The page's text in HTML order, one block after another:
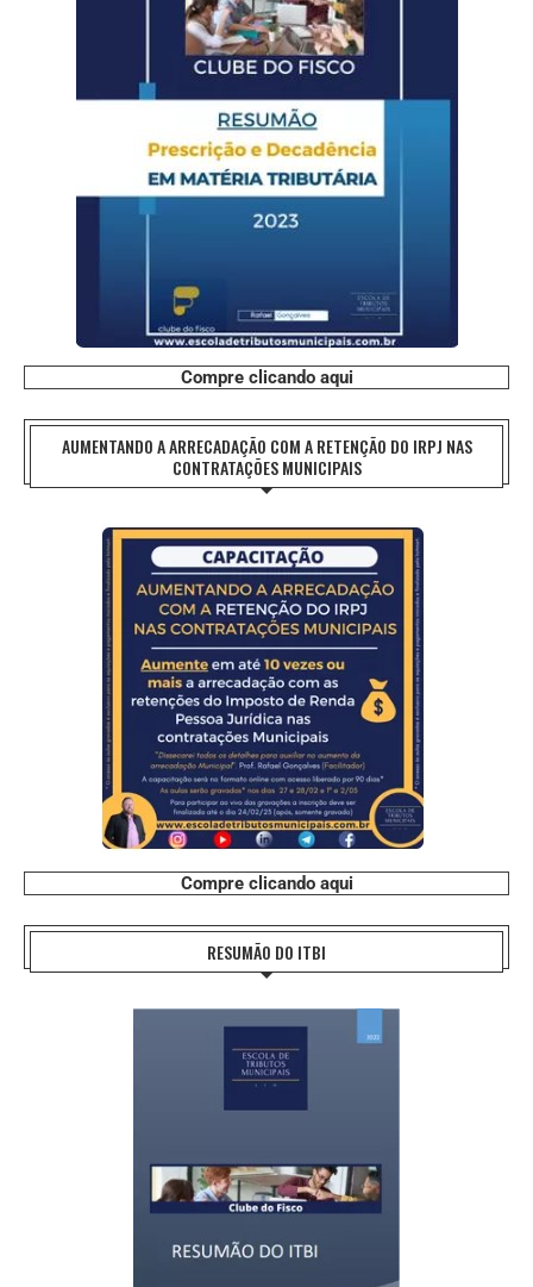
Compre clicando aqui
AUMENTANDO A ARRECADAÇÃO COM A RETENÇÃO DO IRPJ NAS
CONTRATAÇÕES MUNICIPAIS
Compre clicando aqui
RESUMÃO DO ITBI